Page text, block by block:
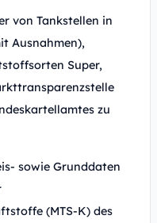
von Tankstellen in
Ausnahmen),
Super,
zu
sowie Grunddaten
(MTS-K) des